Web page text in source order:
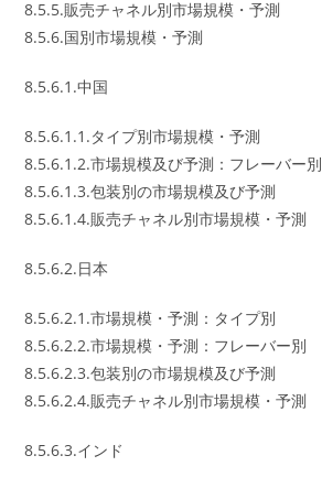
8.5.5.販売チャネル別市場規模・予測
8.5.6.国別市場規模・予測
8.5.6.1.中国
8.5.6.1.1.タイプ別市場規模・予測
8.5.6.1.2.市場規模及び予測：フレーバー別
8.5.6.1.3.包装別の市場規模及び予測
8.5.6.1.4.販売チャネル別市場規模・予測
8.5.6.2.日本
8.5.6.2.1.市場規模・予測：タイプ別
8.5.6.2.2.市場規模・予測：フレーバー別
8.5.6.2.3.包装別の市場規模及び予測
8.5.6.2.4.販売チャネル別市場規模・予測
8.5.6.3.インド